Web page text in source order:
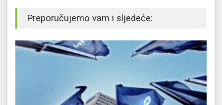
Preporučujemo vam i sljedeće: